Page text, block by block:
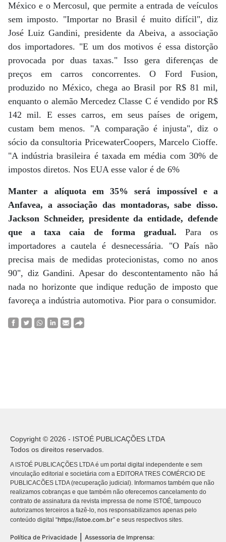
México e o Mercosul, que permite a entrada de veículos
sem imposto. "Importar no Brasil é muito difícil", diz
José Luiz Gandini, presidente da Abeiva, a associação
dos importadores. "E um dos motivos é essa distorção
provocada por duas taxas." Isso gera diferenças de
preços em carros concorrentes. O Ford Fusion,
produzido no México, chega ao Brasil por R$ 81 mil,
enquanto o alemão Mercedez Classe C é vendido por R$
142 mil. E esses carros, em seus países de origem,
custam bem menos. "A comparação é injusta", diz o
sócio da consultoria PricewaterCoopers, Marcelo Cioffe.
"A indústria brasileira é taxada em média com 30% de
impostos diretos. Nos EUA esse valor é de 6%
Manter a alíquota em 35% será impossível e a
Anfavea, a associação das montadoras, sabe disso.
Jackson Schneider, presidente da entidade, defende
que a taxa caia de forma gradual. Para os
importadores a cautela é desnecessária. "O País não
precisa mais de medidas protecionistas, como no anos
90", diz Gandini. Apesar do descontentamento não há
nada no horizonte que indique redução de imposto que
favoreça a indústria automotiva. Pior para o consumidor.
Copyright © 2026 - ISTOÉ PUBLICAÇÕES LTDA
Todos os direitos reservados.
A ISTOÉ PUBLICAÇÕES LTDA é um portal digital independente e sem
vinculação editorial e societária com a EDITORA TRES COMÉRCIO DE
PUBLICACÕES LTDA (recuperação judicial). Informamos também que não
realizamos cobranças e que também não oferecemos cancelamento do
contrato de assinatura da revista impressa de nome ISTOÉ, tampouco
autorizamos terceiros a fazê-lo, nos responsabilizamos apenas pelo
conteúdo digital “https://istoe.com.br” e seus respectivos sites.
Política de Privacidade Assessoria de Imprensa: